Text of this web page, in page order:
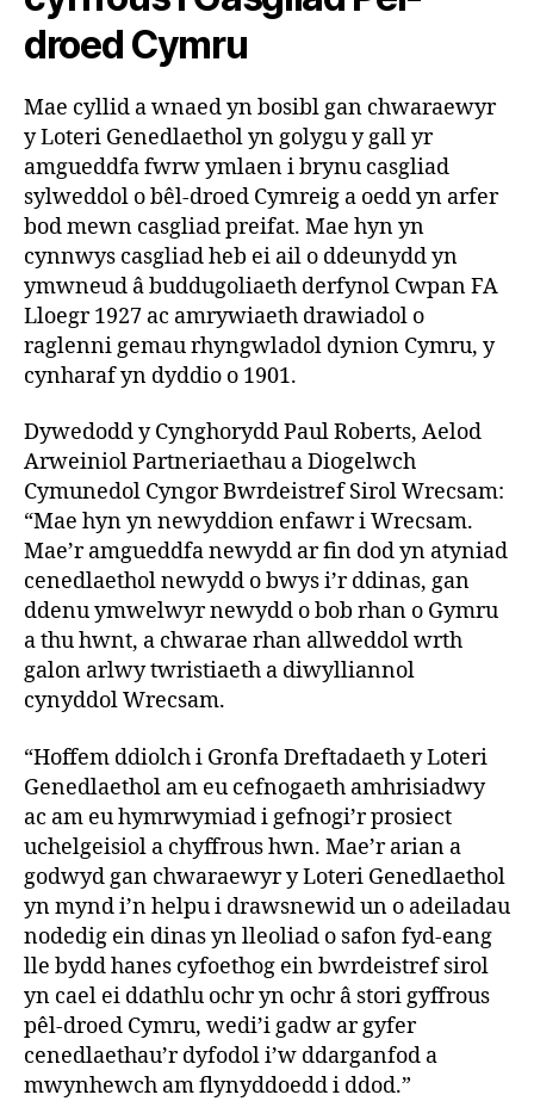
droed Cymru
Mae cyllid a wnaed yn bosibl gan chwaraewyr
y Loteri Genedlaethol yn golygu y gall yr
amgueddfa fwrw ymlaen i brynu casgliad
sylweddol o bêl-droed Cymreig a oedd yn arfer
bod mewn casgliad preifat. Mae hyn yn
cynnwys casgliad heb ei ail o ddeunydd yn
ymwneud â buddugoliaeth derfynol Cwpan FA
Lloegr 1927 ac amrywiaeth drawiadol o
raglenni gemau rhyngwladol dynion Cymru, y
cynharaf yn dyddio o 1901.
Dywedodd y Cynghorydd Paul Roberts, Aelod
Arweiniol Partneriaethau a Diogelwch
Cymunedol Cyngor Bwrdeistref Sirol Wrecsam:
“Mae hyn yn newyddion enfawr i Wrecsam.
Mae’r amgueddfa newydd ar fin dod yn atyniad
cenedlaethol newydd o bwys i’r ddinas, gan
ddenu ymwelwyr newydd o bob rhan o Gymru
a thu hwnt, a chwarae rhan allweddol wrth
galon arlwy twristiaeth a diwylliannol
cynyddol Wrecsam.
“Hoffem ddiolch i Gronfa Dreftadaeth y Loteri
Genedlaethol am eu cefnogaeth amhrisiadwy
ac am eu hymrwymiad i gefnogi’r prosiect
uchelgeisiol a chyffrous hwn. Mae’r arian a
godwyd gan chwaraewyr y Loteri Genedlaethol
yn mynd i’n helpu i drawsnewid un o adeiladau
nodedig ein dinas yn lleoliad o safon fyd-eang
lle bydd hanes cyfoethog ein bwrdeistref sirol
yn cael ei ddathlu ochr yn ochr â stori gyffrous
pêl-droed Cymru, wedi’i gadw ar gyfer
cenedlaethau’r dyfodol i’w ddarganfod a
mwynhewch am flynyddoedd i ddod.”